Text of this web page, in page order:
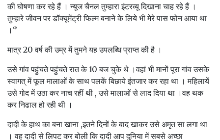
की घोषणा कर रहे हैं । न्यूज चैनल तुम्हारा इंटरव्यू दिखाना चाह रहे हैं ।
तुम्हारे जीवन पर डॉक्यूमेंट्री फिल्म बनाने के लिये भी मेरे पास फोन आया था
।‘’
मात्र 20 वर्ष की उम्र में तुमने यह उपलब्धि प्राप्त की है ।
उसे गांव पहुंचते पहुंचते रात के 10 बज चुके थे ।वहां भी मानों पूरा गांव उसके
स्वागत् में फूल मालाओं के साथ पलकें बिछाये इंतजार कर रहा था । महिलायें
उसे गोद में उठा कर नाच रहीं थी , उसे मालाओं से लाद दिया था ।वह थक
कर निढाल हो रही थी ।
दादी के हाथ का बना खाना ,इतने दिनों के बाद खाकर उसे अमृत सा लगा था
। वह दादी से लिपट कर बोली कि दादी आप दुनिया में सबसे अच्छा